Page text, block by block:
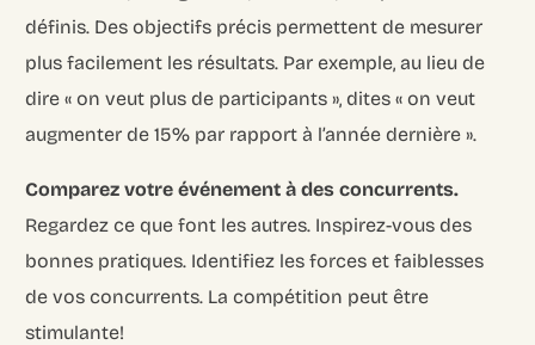
définis. Des objectifs précis permettent de mesurer
plus facilement les résultats. Par exemple, au lieu de
dire « on veut plus de participants », dites « on veut
augmenter de 15% par rapport à l’année dernière ».
Comparez votre événement à des concurrents.
Regardez ce que font les autres. Inspirez-vous des
bonnes pratiques. Identifiez les forces et faiblesses
de vos concurrents. La compétition peut être
stimulante!